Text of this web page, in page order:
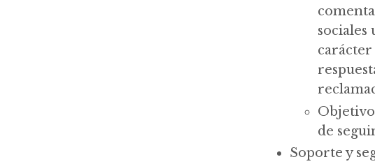
sociales
de
Soporte y